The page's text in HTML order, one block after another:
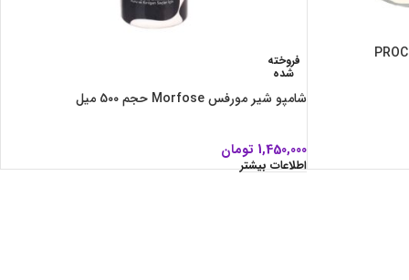
فروخته
شده
شامپو شیر مورفس Morfose حجم 5۰۰ میل
1,450,000 تومان
اطلاعات بیشتر